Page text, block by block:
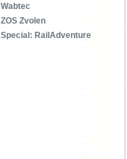
Wabtec
ZOS Zvolen
Special: RailAdventure